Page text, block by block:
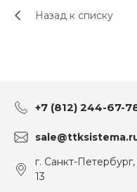
Назад к списку
+7 (812) 244-67-
г. Санкт-
13